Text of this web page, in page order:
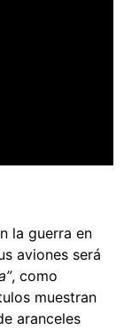
la guerra en
aviones será
, como
muestran
aranceles